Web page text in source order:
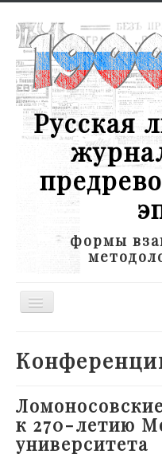
Русская
формы
Toggle
О проекте
Приглашенные эксперты
Научная работа
к 270-летию
университета